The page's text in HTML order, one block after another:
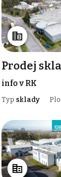
Prodej
info v RK
Typ sklady